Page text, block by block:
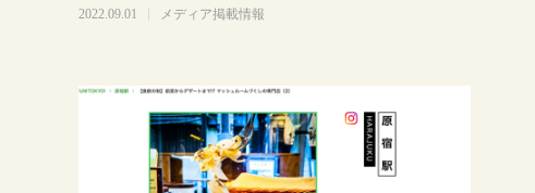
https://www.ntv.co.jp/zeroich
2022.09.01 メディア掲載情報